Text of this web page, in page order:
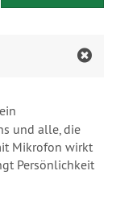
und alle, die
Mikrofon wirkt
Persönlichkeit